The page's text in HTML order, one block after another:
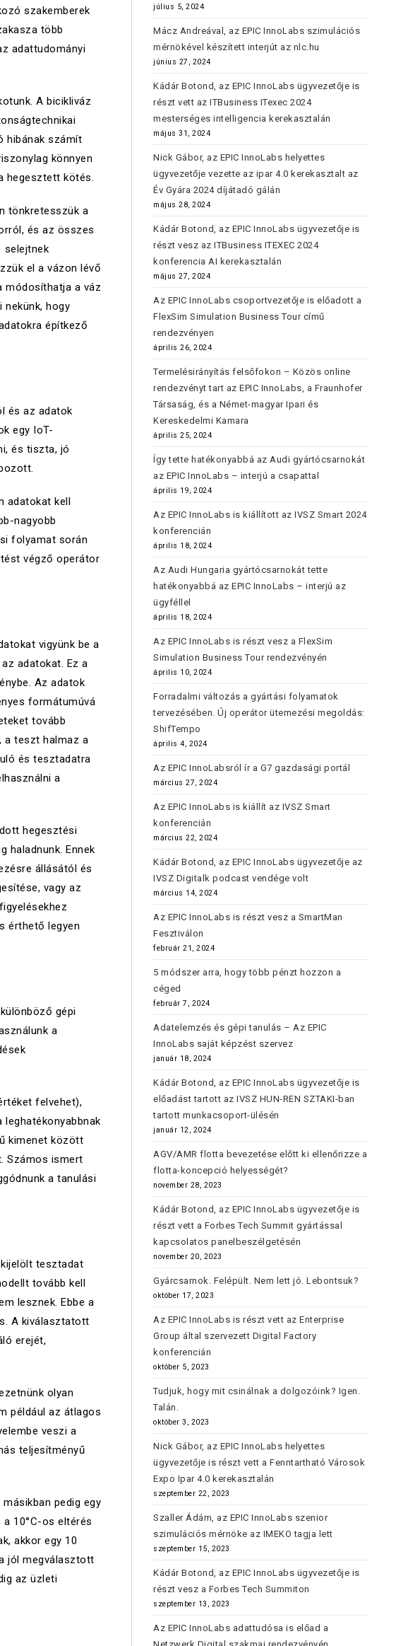
szakemberek
több
adattudományi
A bicikliváz
hibának számít
könnyen
hegesztett kötés.
tönkretesszük a
és az összes
selejtnek
el a vázon lévő
módosíthatja a váz
nekünk, hogy
építkező
és az adatok
egy IoT-
és tiszta, jó
kell
nagyobb
folyamat során
végző operátor
vigyünk be a
adatokat. Ez a
Az adatok
formátumúvá
tovább
a teszt halmaz a
és tesztadatra
a
hegesztési
haladnunk. Ennek
állásától és
vagy az
érthető legyen
gépi
a
felvehet),
kimenet között
Számos ismert
a tanulási
tesztadat
tovább kell
lesznek. Ebbe a
A kiválasztatott
erejét,
olyan
például az átlagos
veszi a
teljesítményű
pedig egy
10°C-os eltérés
akkor egy 10
jól megválasztott
az üzleti
július 5, 2024
Mácz Andreával, az EPIC InnoLabs szimulációs
mérnökével készített interjút az nlc.hu
június 27, 2024
Kádár Botond, az EPIC InnoLabs ügyvezetője is
részt vett az ITBusiness ITexec 2024
mesterséges intelligencia kerekasztalán
május 31, 2024
Nick Gábor, az EPIC InnoLabs helyettes
ügyvezetője vezette az ipar 4.0 kerekasztalt az
Év Gyára 2024 díjátadó gálán
május 28, 2024
Kádár Botond, az EPIC InnoLabs ügyvezetője is
részt vesz az ITBusiness ITEXEC 2024
konferencia AI kerekasztalán
május 27, 2024
Az EPIC InnoLabs csoportvezetője is előadott a
FlexSim Simulation Business Tour című
rendezvényen
április 26, 2024
Termelésirányítás felsőfokon – Közös online
rendezvényt tart az EPIC InnoLabs, a Fraunhofer
Társaság, és a Német-magyar Ipari és
Kereskedelmi Kamara
április 25, 2024
Így tette hatékonyabbá az Audi gyártócsarnokát
az EPIC InnoLabs – interjú a csapattal
április 19, 2024
Az EPIC InnoLabs is kiállított az IVSZ Smart 2024
konferencián
április 18, 2024
Az Audi Hungaria gyártócsarnokát tette
hatékonyabbá az EPIC InnoLabs – interjú az
ügyféllel
április 18, 2024
Az EPIC InnoLabs is részt vesz a FlexSim
Simulation Business Tour rendezvényén
április 10, 2024
Forradalmi változás a gyártási folyamatok
tervezésében. Új operátor ütemezési megoldás:
ShifTempo
április 4, 2024
Az EPIC InnoLabsról ír a G7 gazdasági portál
március 27, 2024
Az EPIC InnoLabs is kiállít az IVSZ Smart
konferencián
március 22, 2024
Kádár Botond, az EPIC InnoLabs ügyvezetője az
IVSZ Digitalk podcast vendége volt
március 14, 2024
Az EPIC InnoLabs is részt vesz a SmartMan
Fesztiválon
február 21, 2024
5 módszer arra, hogy több pénzt hozzon a
céged
február 7, 2024
Adatelemzés és gépi tanulás – Az EPIC
InnoLabs saját képzést szervez
január 18, 2024
Kádár Botond, az EPIC InnoLabs ügyvezetője is
előadást tartott az IVSZ HUN-REN SZTAKI-ban
tartott munkacsoport-ülésén
január 12, 2024
AGV/AMR flotta bevezetése előtt ki ellenőrizze a
flotta-koncepció helyességét?
november 28, 2023
Kádár Botond, az EPIC InnoLabs ügyvezetője is
részt vett a Forbes Tech Summit gyártással
kapcsolatos panelbeszélgetésén
november 20, 2023
Gyárcsarnok. Felépült. Nem lett jó. Lebontsuk?
október 17, 2023
Az EPIC InnoLabs is részt vett az Enterprise
Group által szervezett Digital Factory
konferencián
október 5, 2023
Tudjuk, hogy mit csinálnak a dolgozóink? Igen.
Talán.
október 3, 2023
Nick Gábor, az EPIC InnoLabs helyettes
ügyvezetője is részt vett a Fenntartható Városok
Expo Ipar 4.0 kerekasztalán
szeptember 22, 2023
Szaller Ádám, az EPIC InnoLabs szenior
szimulációs mérnöke az IMEKO tagja lett
szeptember 15, 2023
Kádár Botond, az EPIC InnoLabs ügyvezetője is
részt vesz a Forbes Tech Summiton
szeptember 13, 2023
Az EPIC InnoLabs adattudósa is előad a